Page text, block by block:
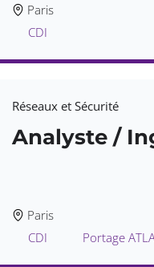
Paris
CDI
Réseaux et Sécurité
Analyste /
Paris
CDI
Portage